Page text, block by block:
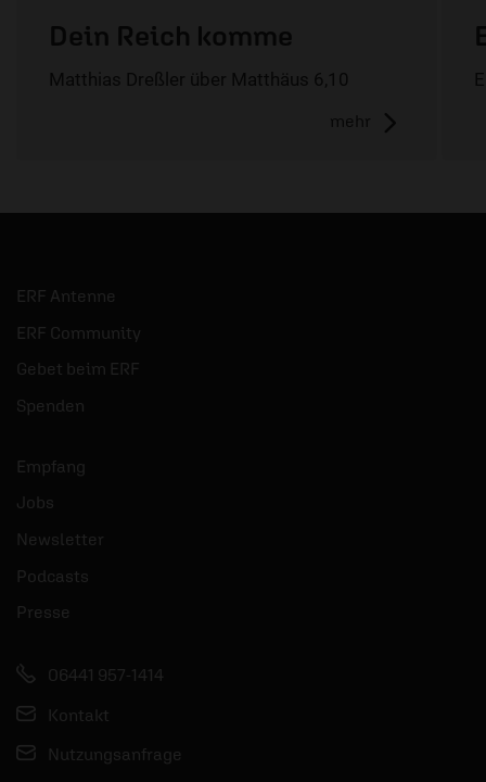
Dein Reich komme
Matthias Dreßler über Matthäus 6,10
mehr
ERF Antenne
ERF Community
Gebet beim ERF
Spenden
Empfang
Jobs
Newsletter
Podcasts
Presse
06441 957-1414
Kontakt
Nutzungsanfrage